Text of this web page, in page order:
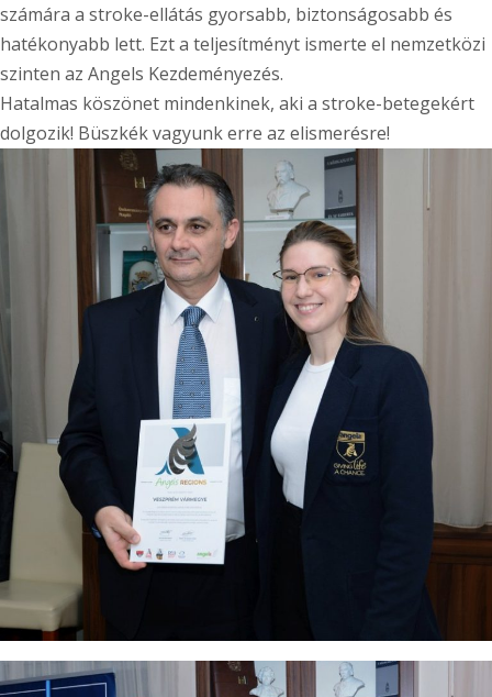
számára a stroke-ellátás gyorsabb, biztonságosabb és
hatékonyabb lett. Ezt a teljesítményt ismerte el nemzetközi
szinten az Angels Kezdeményezés.
Hatalmas köszönet mindenkinek, aki a stroke-betegekért
dolgozik! Büszkék vagyunk erre az elismerésre!